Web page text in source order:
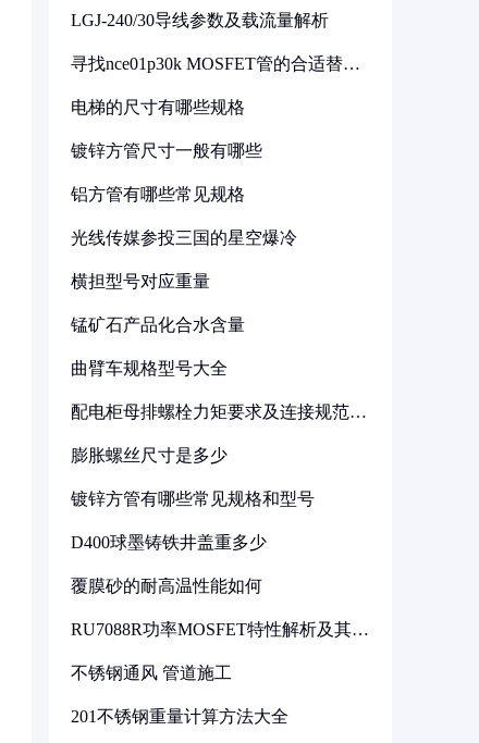
LGJ-240/30导线参数及载流量解析
寻找nce01p30k MOSFET管的合适替代
电梯的尺寸有哪些规格
镀锌方管尺寸一般有哪些
铝方管有哪些常见规格
光线传媒参投三国的星空爆冷
横担型号对应重量
锰矿石产品化合水含量
曲臂车规格型号大全
配电柜母排螺栓力矩要求及连接规范详
膨胀螺丝尺寸是多少
镀锌方管有哪些常见规格和型号
D400球墨铸铁井盖重多少
覆膜砂的耐高温性能如何
RU7088R功率MOSFET特性解析及其在
不锈钢通风 管道施工
201不锈钢重量计算方法大全